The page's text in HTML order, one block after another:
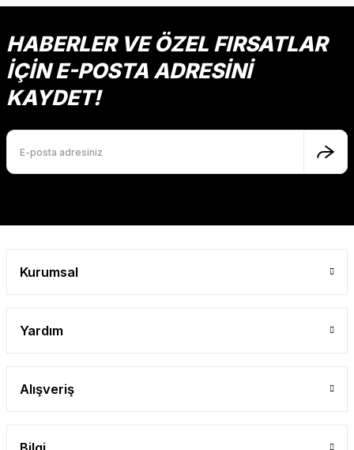
HABERLER VE ÖZEL FIRSATLAR
İÇİN E-POSTA ADRESİNİ
KAYDET!
Kurumsal
Yardım
Alışveriş